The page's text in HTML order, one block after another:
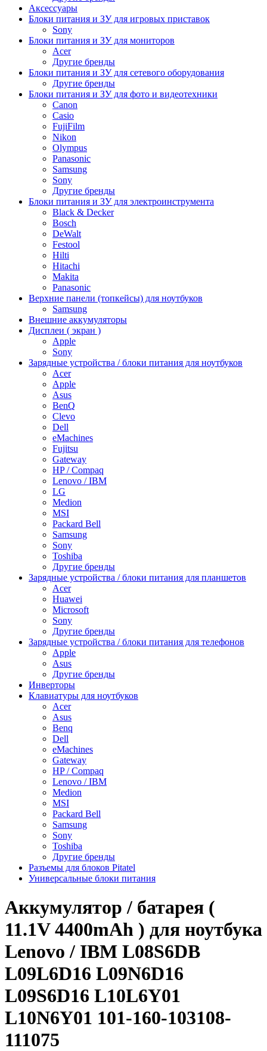
Аксессуары
Блоки питания и ЗУ для игровых приставок
Sony
Блоки питания и ЗУ для мониторов
Acer
Другие бренды
Блоки питания и ЗУ для сетевого оборудования
Другие бренды
Блоки питания и ЗУ для фото и видеотехники
Canon
Casio
FujiFilm
Nikon
Olympus
Panasonic
Samsung
Sony
Другие бренды
Блоки питания и ЗУ для электроинструмента
Black & Decker
Bosch
DeWalt
Festool
Hilti
Hitachi
Makita
Panasonic
Верхние панели (топкейсы) для ноутбуков
Samsung
Внешние аккумуляторы
Дисплеи ( экран )
Apple
Sony
Зарядные устройства / блоки питания для ноутбуков
Acer
Apple
Asus
BenQ
Clevo
Dell
eMachines
Fujitsu
Gateway
HP / Compaq
Lenovo / IBM
LG
Medion
MSI
Packard Bell
Samsung
Sony
Toshiba
Другие бренды
Зарядные устройства / блоки питания для планшетов
Acer
Huawei
Microsoft
Sony
Другие бренды
Зарядные устройства / блоки питания для телефонов
Apple
Asus
Другие бренды
Инверторы
Клавиатуры для ноутбуков
Acer
Asus
Benq
Dell
eMachines
Gateway
HP / Compaq
Lenovo / IBM
Medion
MSI
Packard Bell
Samsung
Sony
Toshiba
Другие бренды
Разъемы для блоков Pitatel
Универсальные блоки питания
Аккумулятор / батарея (
11.1V 4400mAh ) для ноутбука
Lenovo / IBM L08S6DB
L09L6D16 L09N6D16
L09S6D16 L10L6Y01
L10N6Y01 101-160-103108-
111075